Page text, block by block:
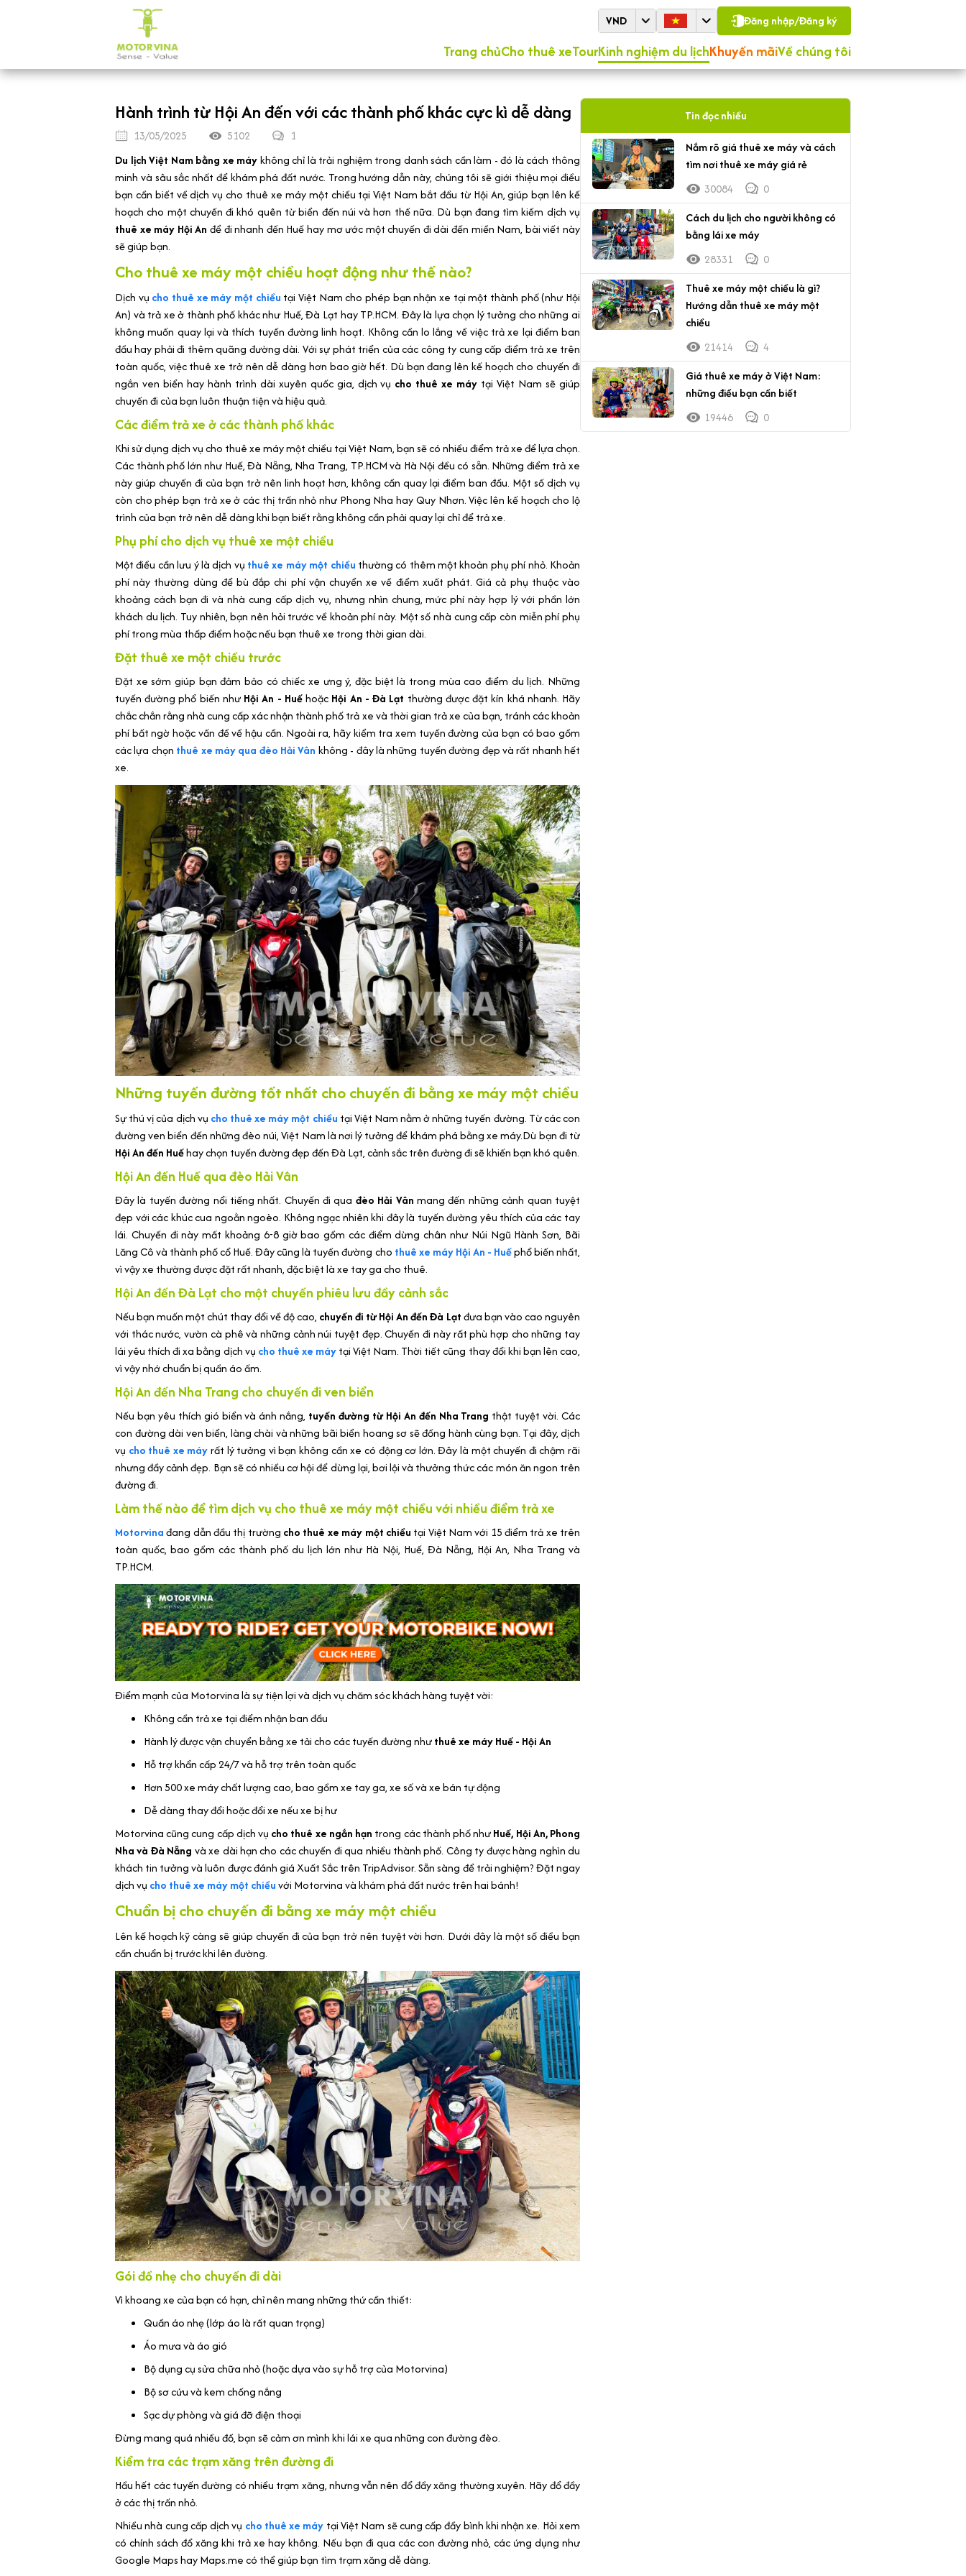
VND Đăng nhập/Đăng ký
Trang chủCho thuê xeTourKinh nghiệm du lịchKhuyến mãiVề chúng tôi
Hành trình từ Hội An đến với các thành phố khác cực kì dễ dàng
13/05/2025 5102
1
Du lịch Việt Nam bằng xe máykhông chỉ là trải nghiệm trong danh sách cần làm - đó là cách thông
minh và sâu sắc nhất để khám phá đất nước. Trong hướng dẫn này, chúng tôi sẽ giới thiệu mọi điều
bạn cần biết về dịch vụ cho thuê xe máy một chiều tại Việt Nam bắt đầu từ Hội An, giúp bạn lên kế
hoạch cho một chuyến đi khó quên từ biển đến núi và hơn thế nữa. Dù bạn đang tìm kiếm dịch vụ
thuê xe máy Hội An để đi nhanh đến Huế hay mơ ước một chuyến đi dài đến miền Nam, bài viết này
sẽ giúp bạn.
Cho thuê xe máy một chiều hoạt động như thế nào?
Dịch vụ cho thuê xe máy một chiều tại Việt Nam cho phép bạn nhận xe tại một thành phố (như Hội
An) và trả xe ở thành phố khác như Huế, Đà Lạt hay TP.HCM. Đây là lựa chọn lý tưởng cho những ai
không muốn quay lại và thích tuyến đường linh hoạt. Không cần lo lắng về việc trả xe lại điểm ban
đầu hay phải đi thêm quãng đường dài. Với sự phát triển của các công ty cung cấp điểm trả xe trên
toàn quốc, việc thuê xe trở nên dễ dàng hơn bao giờ hết. Dù bạn đang lên kế hoạch cho chuyến đi
ngắn ven biển hay hành trình dài xuyên quốc gia, dịch vụ cho thuê xe máy tại Việt Nam sẽ giúp
chuyến đi của bạn luôn thuận tiện và hiệu quả.
Các điểm trả xe ở các thành phố khác
Khi sử dụng dịch vụ cho thuê xe máy một chiều tại Việt Nam, bạn sẽ có nhiều điểm trả xe để lựa chọn.
Các thành phố lớn như Huế, Đà Nẵng, Nha Trang, TP.HCM và Hà Nội đều có sẵn. Những điểm trả xe
này giúp chuyến đi của bạn trở nên linh hoạt hơn, không cần quay lại điểm ban đầu. Một số dịch vụ
còn cho phép bạn trả xe ở các thị trấn nhỏ như Phong Nha hay Quy Nhơn. Việc lên kế hoạch cho lộ
trình của bạn trở nên dễ dàng khi bạn biết rằng không cần phải quay lại chỉ để trả xe.
Phụ phí cho dịch vụ thuê xe một chiều
Một điều cần lưu ý là dịch vụ thuê xe máy một chiều thường có thêm một khoản phụ phí nhỏ. Khoản
phí này thường dùng để bù đắp chi phí vận chuyển xe về điểm xuất phát. Giá cả phụ thuộc vào
khoảng cách bạn đi và nhà cung cấp dịch vụ, nhưng nhìn chung, mức phí này hợp lý với phần lớn
khách du lịch. Tuy nhiên, bạn nên hỏi trước về khoản phí này. Một số nhà cung cấp còn miễn phí phụ
phí trong mùa thấp điểm hoặc nếu bạn thuê xe trong thời gian dài.
Đặt thuê xe một chiều trước
Đặt xe sớm giúp bạn đảm bảo có chiếc xe ưng ý, đặc biệt là trong mùa cao điểm du lịch. Những
tuyến đường phổ biến như Hội An - Huếhoặc Hội An - Đà Lạt thường được đặt kín khá nhanh. Hãy
chắc chắn rằng nhà cung cấp xác nhận thành phố trả xe và thời gian trả xe của bạn, tránh các khoản
phí bất ngờ hoặc vấn đề về hậu cần. Ngoài ra, hãy kiểm tra xem tuyến đường của bạn có bao gồm
các lựa chọn thuê xe máy qua đèo Hải Vân không - đây là những tuyến đường đẹp và rất nhanh hết
xe.
Những tuyến đường tốt nhất cho chuyến đi bằng xe máy một chiều
Sự thú vị của dịch vụ cho thuê xe máy một chiều tại Việt Nam nằm ở những tuyến đường. Từ các con
đường ven biển đến những đèo núi, Việt Nam là nơi lý tưởng để khám phá bằng xe máy.Dù bạn đi từ
Hội An đến Huếhay chọn tuyến đường đẹp đến Đà Lạt, cảnh sắc trên đường đi sẽ khiến bạn khó quên.
Hội An đến Huế qua đèo Hải Vân
Đây là tuyến đường nổi tiếng nhất. Chuyến đi qua đèo Hải Vân mang đến những cảnh quan tuyệt
đẹp với các khúc cua ngoằn ngoèo. Không ngạc nhiên khi đây là tuyến đường yêu thích của các tay
lái. Chuyến đi này mất khoảng 6-8 giờ bao gồm các điểm dừng chân như Núi Ngũ Hành Sơn, Bãi
Lăng Cô và thành phố cổ Huế. Đây cũng là tuyến đường cho thuê xe máy Hội An - Huếphổ biến nhất,
vì vậy xe thường được đặt rất nhanh, đặc biệt là xe tay ga cho thuê.
Hội An đến Đà Lạt cho một chuyến phiêu lưu đầy cảnh sắc
Nếu bạn muốn một chút thay đổi về độ cao, chuyến đi từ Hội An đến Đà Lạtđưa bạn vào cao nguyên
với thác nước, vườn cà phê và những cảnh núi tuyệt đẹp. Chuyến đi này rất phù hợp cho những tay
lái yêu thích đi xa bằng dịch vụ cho thuê xe máytại Việt Nam. Thời tiết cũng thay đổi khi bạn lên cao,
vì vậy nhớ chuẩn bị quần áo ấm.
Hội An đến Nha Trang cho chuyến đi ven biển
Nếu bạn yêu thích gió biển và ánh nắng, tuyến đường từ Hội An đến Nha Trang thật tuyệt vời. Các
con đường dài ven biển, làng chài và những bãi biển hoang sơ sẽ đồng hành cùng bạn. Tại đây, dịch
vụ cho thuê xe máyrất lý tưởng vì bạn không cần xe có động cơ lớn. Đây là một chuyến đi chậm rãi
nhưng đầy cảnh đẹp. Bạn sẽ có nhiều cơ hội để dừng lại, bơi lội và thưởng thức các món ăn ngon trên
đường đi.
Làm thế nào để tìm dịch vụ cho thuê xe máy một chiều với nhiều điểm trả xe
Motorvina đang dẫn đầu thị trường cho thuê xe máy một chiều tại Việt Nam với 15 điểm trả xe trên
toàn quốc, bao gồm các thành phố du lịch lớn như Hà Nội, Huế, Đà Nẵng, Hội An, Nha Trang và
TP.HCM.
Điểm mạnh của Motorvina là sự tiện lợi và dịch vụ chăm sóc khách hàng tuyệt vời:
Không cần trả xe tại điểm nhận ban đầu
Hành lý được vận chuyển bằng xe tải cho các tuyến đường nhưthuê xe máy Huế - Hội An
Hỗ trợ khẩn cấp 24/7 và hỗ trợ trên toàn quốc
Hơn 500 xe máy chất lượng cao, bao gồm xe tay ga, xe số và xe bán tự động
Dễ dàng thay đổi hoặc đổi xe nếu xe bị hư
Motorvina cũng cung cấp dịch vụ cho thuê xe ngắn hạn trong các thành phố nhưHuế, Hội An, Phong
Nha và Đà Nẵng và xe dài hạn cho các chuyến đi qua nhiều thành phố. Công ty được hàng nghìn du
khách tin tưởng và luôn được đánh giá Xuất Sắc trên TripAdvisor. Sẵn sàng để trải nghiệm? Đặt ngay
dịch vụ cho thuê xe máy một chiềuvới Motorvina và khám phá đất nước trên hai bánh!
Chuẩn bị cho chuyến đi bằng xe máy một chiều
Lên kế hoạch kỹ càng sẽ giúp chuyến đi của bạn trở nên tuyệt vời hơn. Dưới đây là một số điều bạn
cần chuẩn bị trước khi lên đường.
Gói đồ nhẹ cho chuyến đi dài
Vì khoang xe của bạn có hạn, chỉ nên mang những thứ cần thiết:
Quần áo nhẹ (lớp áo là rất quan trọng)
Áo mưa và áo gió
Bộ dụng cụ sửa chữa nhỏ (hoặc dựa vào sự hỗ trợ của Motorvina)
Bộ sơ cứu và kem chống nắng
Sạc dự phòng và giá đỡ điện thoại
Đừng mang quá nhiều đồ, bạn sẽ cảm ơn mình khi lái xe qua những con đường đèo.
Kiểm tra các trạm xăng trên đường đi
Hầu hết các tuyến đường có nhiều trạm xăng, nhưng vẫn nên đổ đầy xăng thường xuyên. Hãy đổ đầy
ở các thị trấn nhỏ.
Nhiều nhà cung cấp dịch vụ cho thuê xe máy tại Việt Nam sẽ cung cấp đầy bình khi nhận xe. Hỏi xem
có chính sách đổ xăng khi trả xe hay không. Nếu bạn đi qua các con đường nhỏ, các ứng dụng như
Google Maps hay Maps.me có thể giúp bạn tìm trạm xăng dễ dàng.
Tin đọc nhiều
Nắm rõ giá thuê xe máy và cách
tìm nơi thuê xe máy giá rẻ
30084
0
Cách du lịch cho người không có
bằng lái xe máy
28331
0
Thuê xe máy một chiều là gì?
Hướng dẫn thuê xe máy một
chiều
21414
4
Giá thuê xe máy ở Việt Nam:
những điều bạn cần biết
19446
0